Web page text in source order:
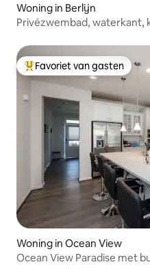
Woning in Berlijn
Privézwembad, waterkant,
Topfavoriet van gasten
Favoriet van gasten
Woning in Ocean View
Ocean View Paradise met